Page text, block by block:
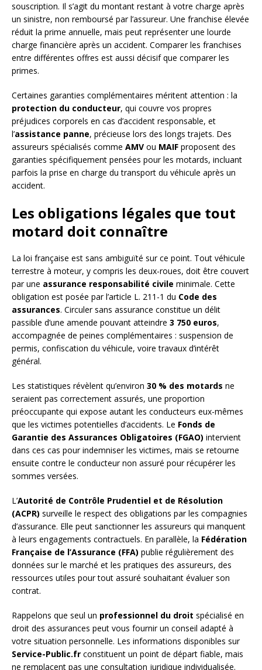
souscription. Il s’agit du montant restant à votre charge après
un sinistre, non remboursé par l’assureur. Une franchise élevée
réduit la prime annuelle, mais peut représenter une lourde
charge financière après un accident. Comparer les franchises
entre différentes offres est aussi décisif que comparer les
primes.
Certaines garanties complémentaires méritent attention : la
protection du conducteur, qui couvre vos propres
préjudices corporels en cas d’accident responsable, et
l’assistance panne, précieuse lors des longs trajets. Des
assureurs spécialisés comme AMV ou MAIF proposent des
garanties spécifiquement pensées pour les motards, incluant
parfois la prise en charge du transport du véhicule après un
accident.
Les obligations légales que tout
motard doit connaître
La loi française est sans ambiguïté sur ce point. Tout véhicule
terrestre à moteur, y compris les deux-roues, doit être couvert
par une assurance responsabilité civile minimale. Cette
obligation est posée par l’article L. 211-1 du Code des
assurances. Circuler sans assurance constitue un délit
passible d’une amende pouvant atteindre 3 750 euros,
accompagnée de peines complémentaires : suspension de
permis, confiscation du véhicule, voire travaux d’intérêt
général.
Les statistiques révèlent qu’environ 30 % des motards ne
seraient pas correctement assurés, une proportion
préoccupante qui expose autant les conducteurs eux-mêmes
que les victimes potentielles d’accidents. Le Fonds de
Garantie des Assurances Obligatoires (FGAO) intervient
dans ces cas pour indemniser les victimes, mais se retourne
ensuite contre le conducteur non assuré pour récupérer les
sommes versées.
L’Autorité de Contrôle Prudentiel et de Résolution
(ACPR) surveille le respect des obligations par les compagnies
d’assurance. Elle peut sanctionner les assureurs qui manquent
à leurs engagements contractuels. En parallèle, la Fédération
Française de l’Assurance (FFA) publie régulièrement des
données sur le marché et les pratiques des assureurs, des
ressources utiles pour tout assuré souhaitant évaluer son
contrat.
Rappelons que seul un professionnel du droit spécialisé en
droit des assurances peut vous fournir un conseil adapté à
votre situation personnelle. Les informations disponibles sur
Service-Public.fr constituent un point de départ fiable, mais
ne remplacent pas une consultation juridique individualisée.